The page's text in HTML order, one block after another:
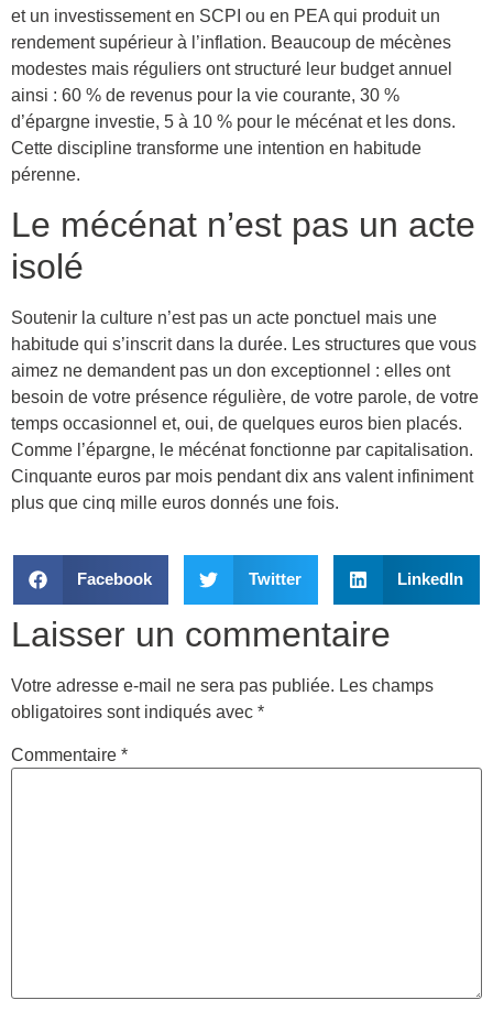
et un investissement en SCPI ou en PEA qui produit un
rendement supérieur à l’inflation. Beaucoup de mécènes
modestes mais réguliers ont structuré leur budget annuel
ainsi : 60 % de revenus pour la vie courante, 30 %
d’épargne investie, 5 à 10 % pour le mécénat et les dons.
Cette discipline transforme une intention en habitude
pérenne.
Le mécénat n’est pas un acte
isolé
Soutenir la culture n’est pas un acte ponctuel mais une
habitude qui s’inscrit dans la durée. Les structures que vous
aimez ne demandent pas un don exceptionnel : elles ont
besoin de votre présence régulière, de votre parole, de votre
temps occasionnel et, oui, de quelques euros bien placés.
Comme l’épargne, le mécénat fonctionne par capitalisation.
Cinquante euros par mois pendant dix ans valent infiniment
plus que cinq mille euros donnés une fois.
Facebook Twitter LinkedIn
Laisser un commentaire
Votre adresse e-mail ne sera pas publiée. Les champs
obligatoires sont indiqués avec *
Commentaire *